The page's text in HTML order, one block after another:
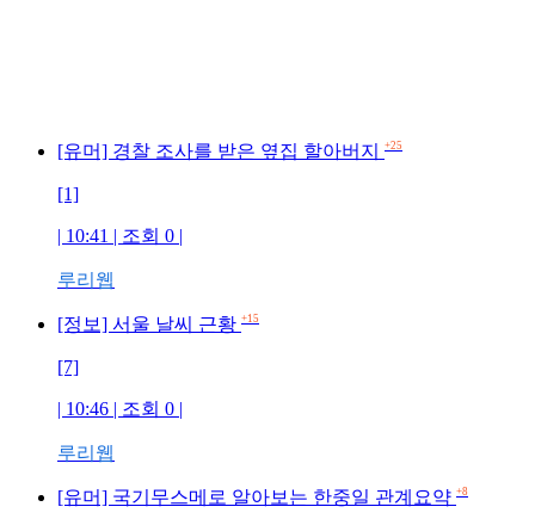
[유머] 경찰 조사를 받은 옆집 할아버지 +25
[1]
| 10:41 | 조회 0 |
루리웹
[정보] 서울 날씨 근황 +15
[7]
| 10:46 | 조회 0 |
루리웹
[유머] 국기무스메로 알아보는 한중일 관계요약 +8